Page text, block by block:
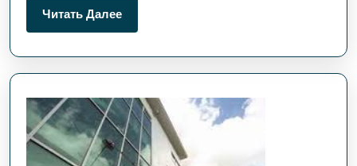
Читать ДалееЧитать
Далее